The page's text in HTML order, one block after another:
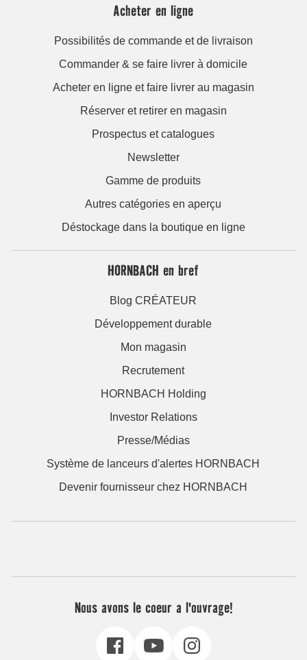
Acheter en ligne
Possibilités de commande et de livraison
Commander & se faire livrer à domicile
Acheter en ligne et faire livrer au magasin
Réserver et retirer en magasin
Prospectus et catalogues
Newsletter
Gamme de produits
Autres catégories en aperçu
Déstockage dans la boutique en ligne
HORNBACH en bref
Blog CRÉATEUR
Développement durable
Mon magasin
Recrutement
HORNBACH Holding
Investor Relations
Presse/Médias
Système de lanceurs d'alertes HORNBACH
Devenir fournisseur chez HORNBACH
Nous avons le coeur a l'ouvrage!